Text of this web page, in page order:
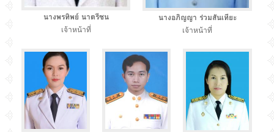
นางพรทิพย์ นาตรีชน
เจ้าหน้าที่
นางอภิญญา ร่วมสันเทียะ
เจ้าหน้าที่